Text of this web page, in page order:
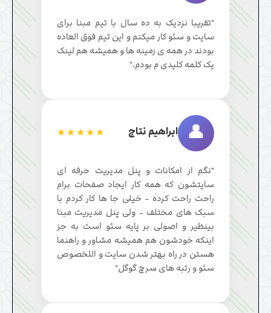
"تقریبا نزدیک به ده سال با تیم مبنا برای
سایت و سئو کار میکنم و این تیم فوق العاده
بودند در همه ی زمینه ها و همیشه هم لینک
یک کلمه کلیدی م بودم."
👤 ابراهیم نتاج ★★★★★
"نگم از امکانات و پنل مدیریت حرفه ای
سایتشون که همه کار ایجاد صفحات برام
راحت راحت کرده - خیلی جا ها کار کردم با
سبک های مختلف - ولی پنل مدیریت مبنا
بینظیر و اصولی بر پایه سئو است به جز
اینکه خودشون هم همیشه مشاور و راهنما
هستن در راه بهتر شدن سایت و اللخصوص
سئو و رتبه های سرچ گوگل"